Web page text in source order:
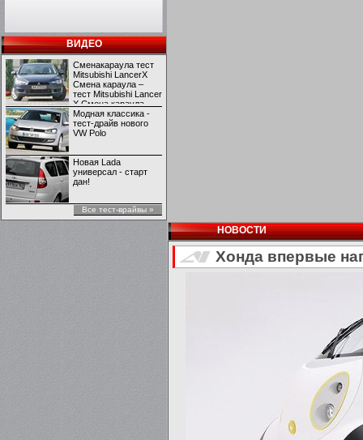
ВИДЕО
Сменакараула тест
Mitsubishi LancerX
Смена караула –
тест Mitsubishi Lancer
X Смена караула –
тест Mitsubishi Lancer
X
Модная классика -
тест-драйв нового
VW Polo
Новая Lada
универсал - старт
дан!
Все тест-врайвы »
НОВОСТИ
Хонда впервые